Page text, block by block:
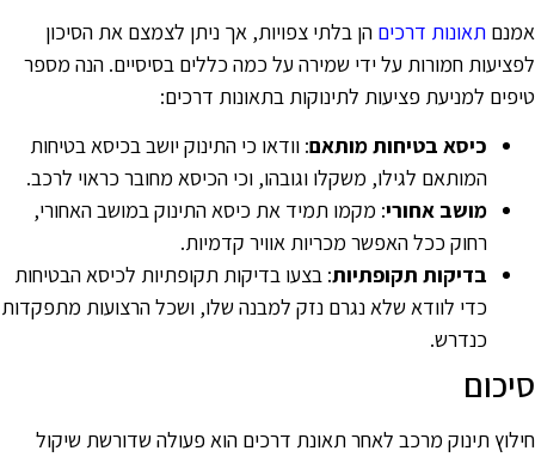
תאונות דרכיםהן בלתי צפויות, אך ניתן לצמצם את הסיכון
חמורות על ידי שמירה על כמה כללים בסיסיים. הנה מספר
למניעת פציעות לתינוקות בתאונות דרכים:
כיסא בטיחות מותאם: וודאו כי התינוק יושב בכיסא בטיחות
המותאם לגילו, משקלו וגובהו, וכי הכיסא מחובר כראוי לרכב.
מושב אחורי: מקמו תמיד את כיסא התינוק במושב האחורי,
רחוק ככל האפשר מכריות אוויר קדמיות.
בדיקות תקופתיות: בצעו בדיקות תקופתיות לכיסא הבטיחות
כדי לוודא שלא נגרם נזק למבנה שלו, ושכל הרצועות מתפקדות
כנדרש.
תינוק מרכב לאחר תאונת דרכים הוא פעולה שדורשת שיקול